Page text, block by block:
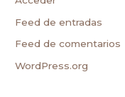
Feed de entradas
Feed de comentarios
WordPress.org